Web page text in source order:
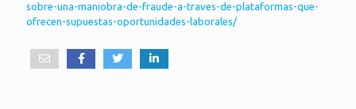
sobre-una-maniobra-de-fraude-a-traves-de-plataformas-que-
ofrecen-supuestas-oportunidades-laborales/